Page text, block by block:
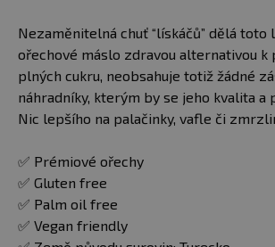
Nezaměnitelná chuť “lískáčů” dělá toto
ořechové máslo zdravou alternativou k
plných cukru, neobsahuje totiž žádné
náhradníky, kterým by se jeho kvalita a
Nic lepšího na palačinky, vafle či
✅ Prémiové ořechy
✅ Gluten free
✅ Palm oil free
✅ Vegan friendly